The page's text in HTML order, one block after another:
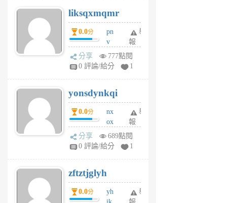
6
個
月
前
liksqxmqmr
0.0分
pn
v
wt
sv
6
個
月
前
舉
報
分享
777點閱
0 評論/給分
1
yonsdynkqi
0.0分
nx
ox
rh
pe
月
前
舉
報
分享
689點閱
0 評論/給分
1
zftztjglyh
0.0分
yh
舉